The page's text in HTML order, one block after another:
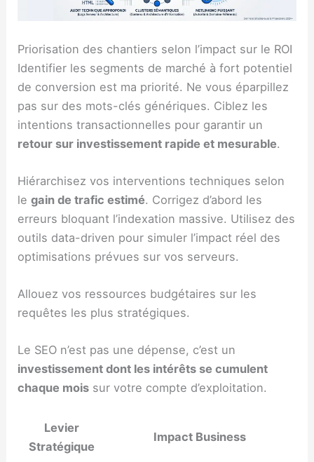
Priorisation des chantiers selon l’impact sur le ROI
Identifier les segments de marché à fort potentiel
de conversion est ma priorité. Ne vous éparpillez
pas sur des mots-clés génériques. Ciblez les
intentions transactionnelles pour garantir un
retour sur investissement rapide et mesurable.
Hiérarchisez vos interventions techniques selon
legain de trafic estimé. Corrigez d’abord les
erreurs bloquant l’indexation massive. Utilisez des
outils data-driven pour simuler l’impact réel des
optimisations prévues sur vos serveurs.
Allouez vos ressources budgétaires sur les
requêtes les plus stratégiques.
Le SEO n’est pas une dépense, c’est un
investissement dont les intérêts se cumulent
chaque mois sur votre compte d’exploitation.
Levier
Stratégique
Impact Business